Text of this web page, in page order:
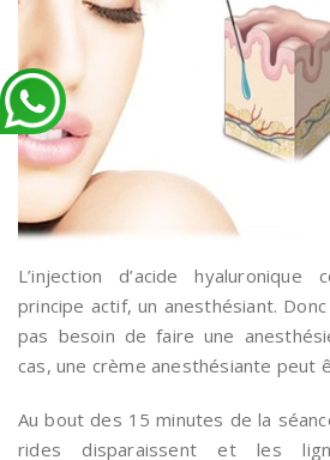
L’injection d’acide
principe actif, un anesthésiant.
pas besoin de faire une
cas, une crème anesthésiante peut
Au bout des 15 minutes de la
rides disparaissent et les